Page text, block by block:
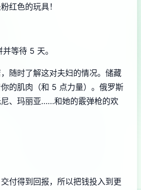
红色的玩具！
等待 5 天。
随时了解这对夫妇的情况。储藏
的肌肉（和 5 点力量）。俄罗斯
、玛丽亚……和她的霰弹枪的欢
付得到回报，所以把钱投入到更